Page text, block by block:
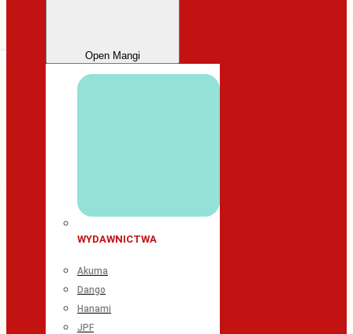
Open Mangi
WYDAWNICTWA
Akuma
Dango
Hanami
JPF